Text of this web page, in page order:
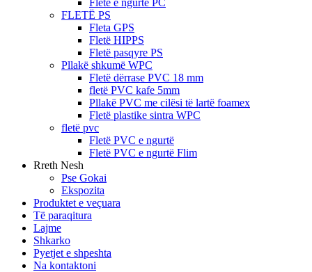
Fletë e ngurtë PC
FLETË PS
Fleta GPS
Fletë HIPPS
Fletë pasqyre PS
Pllakë shkumë WPC
Fletë dërrase PVC 18 mm
fletë PVC kafe 5mm
Pllakë PVC me cilësi të lartë foamex
Fletë plastike sintra WPC
fletë pvc
Fletë PVC e ngurtë
Fletë PVC e ngurtë Flim
Rreth Nesh
Pse Gokai
Ekspozita
Produktet e veçuara
Të paraqitura
Lajme
Shkarko
Pyetjet e shpeshta
Na kontaktoni